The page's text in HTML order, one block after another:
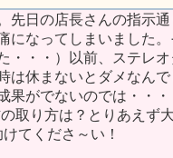
先日の店長さんの指示
になってしまいました
・・・）以前、ステレ
は休まないとダメなん
果がでないのでは・・
取り方は？とりあえず
てくださ～い！